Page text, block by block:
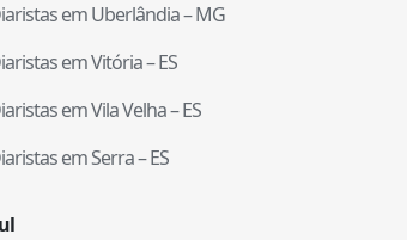
emUberlândia–MG
emVitória–ES
emVila Velha–ES
emSerra–ES